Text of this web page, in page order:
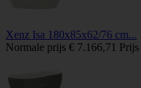
Xenz Isa 180x85x62/76 cm...
Normale prijs € 7.166,71 Prijs